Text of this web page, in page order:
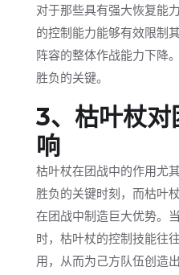
对于那些具有强大恢复能
的控制能力能够有效限制
阵容的整体作战能力下降
胜负的关键。
3、枯叶杖对
响
枯叶杖在团战中的作用尤
胜负的关键时刻，而枯叶
在团战中制造巨大优势。
时，枯叶杖的控制技能往
用，从而为己方队伍创造